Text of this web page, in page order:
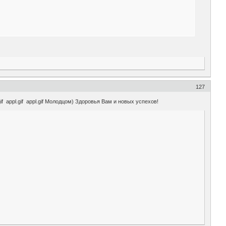
127
appl.gif appl.gif Молодцом) Здоровья Вам и новых успехов!